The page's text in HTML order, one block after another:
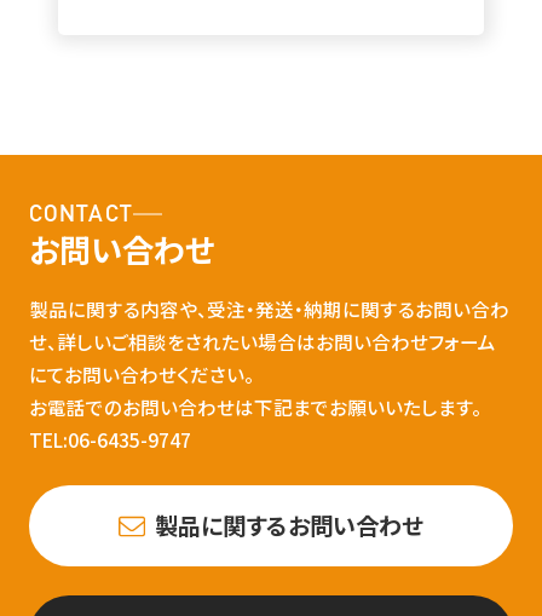
CONTACT
お問い合わせ
製品に関する内容や、受注・発送・納期に関するお問い合わ
せ、詳しいご相談をされたい場合はお問い合わせフォーム
にてお問い合わせください。
お電話でのお問い合わせは下記までお願いいたします。
TEL:06-6435-9747
製品に関するお問い合わせ